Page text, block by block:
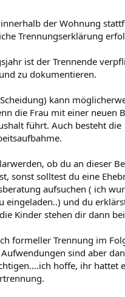
der Wohnung
Trennungserklärung
ist der Trennende
zu dokumentieren.
kann
die Frau mit einer neuen
führt. Auch besteht die
ob du an dieser
sonst solltest du eine
aufsuchen ( ich
eingeladen..) und du
Kinder stehen dir dann
formeller Trennung im
sind aber
hoffe, ihr hattet